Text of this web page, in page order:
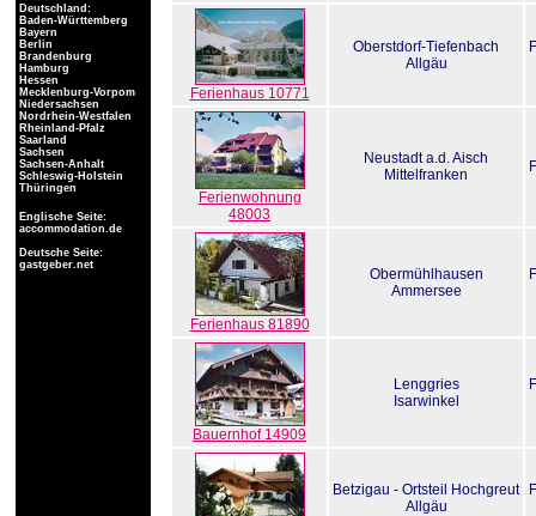
Ferienhaus 10771
Oberstdorf-Tiefenbach
Allgäu
Ferienwohnung
48003
Neustadt a.d. Aisch
Mittelfranken
Ferienhaus 81890
Obermühlhausen
Ammersee
Bauernhof 14909
Lenggries
Isarwinkel
Betzigau - Ortsteil Hochgreut
Allgäu
Deutschland:
Baden-Württemberg
Bayern
Berlin
Brandenburg
Hamburg
Hessen
Mecklenburg-Vorpom
Niedersachsen
Nordrhein-Westfalen
Rheinland-Pfalz
Saarland
Sachsen
Sachsen-Anhalt
Schleswig-Holstein
Thüringen
Englische Seite:
accommodation.de
Deutsche Seite:
gastgeber.net